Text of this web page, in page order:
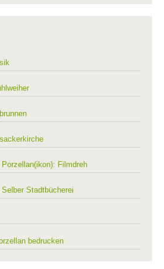
Filmdreh
Stadtbücherei
bedrucken